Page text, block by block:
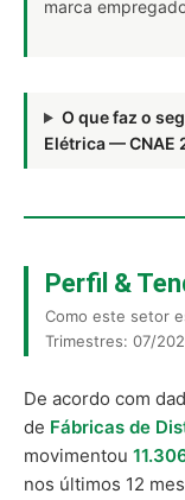
marca
O que faz o
Elétrica — CNAE
Perfil &
Como este setor
Trimestres: 07/
De acordo com
de Fábricas de
movimentou
nos últimos 12